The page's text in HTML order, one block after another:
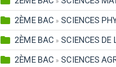
2ÈME BAC » SCIENCES
2ÈME BAC » SCIENCES DE
2ÈME BAC » SCIENCES